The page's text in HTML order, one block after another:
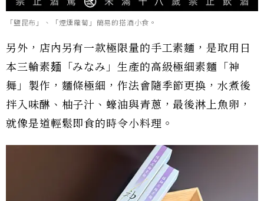
「鹽昆布」、「煙燻蘿蔔」簡易的搭酒小食。
另外，店內另有一款極限量的手工素麵，是取用日
本三輪素麺「みなみ」生產的高級極細素麵「神
舞」製作，麵條極細，作法會隨季節更換，水煮後
拌入味醂、柚子汁、蠔油與青蔥，最後淋上魚卵，
就像是道輕鬆即食的時令小料理。